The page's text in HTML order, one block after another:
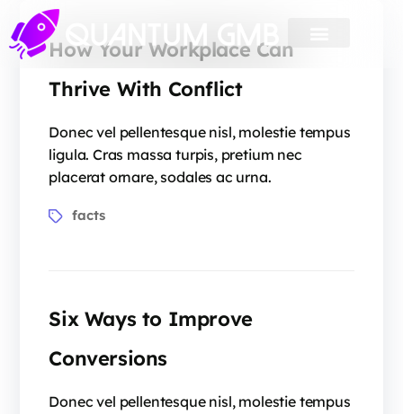
How Your Workplace Can
Thrive With Conflict
Donec vel pellentesque nisl, molestie tempus
ligula. Cras massa turpis, pretium nec
placerat ornare, sodales ac urna.
facts
Six Ways to Improve
Conversions
Donec vel pellentesque nisl, molestie tempus